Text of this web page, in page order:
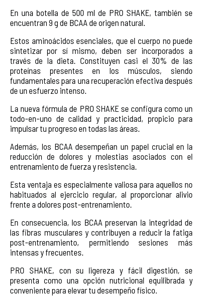
En una botella de 500 ml de PRO SHAKE, también se
encuentran 9 g de BCAA de origen natural.
Estos aminoácidos esenciales, que el cuerpo no puede
sintetizar por sí mismo, deben ser incorporados a
través de la dieta. Constituyen casi el 30% de las
proteínas presentes en los músculos, siendo
fundamentales para una recuperación efectiva después
de un esfuerzo intenso.
La nueva fórmula de PRO SHAKE se configura como un
todo-en-uno de calidad y practicidad, propicio para
impulsar tu progreso en todas las áreas.
Además, los BCAA desempeñan un papel crucial en la
reducción de dolores y molestias asociados con el
entrenamiento de fuerza y resistencia.
Esta ventaja es especialmente valiosa para aquellos no
habituados al ejercicio regular, al proporcionar alivio
frente a dolores post-entrenamiento.
En consecuencia, los BCAA preservan la integridad de
las fibras musculares y contribuyen a reducir la fatiga
post-entrenamiento, permitiendo sesiones más
intensas y frecuentes.
PRO SHAKE, con su ligereza y fácil digestión, se
presenta como una opción nutricional equilibrada y
conveniente para elevar tu desempeño físico.